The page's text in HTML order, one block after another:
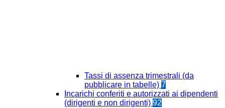
Tassi di assenza trimestrali (da
pubblicare in tabelle) 7
Incarichi conferiti e autorizzati ai dipendenti
(dirigenti e non dirigenti) 92